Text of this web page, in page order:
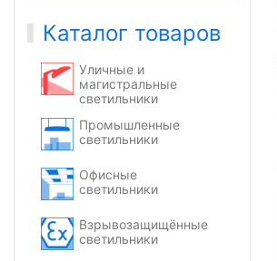
Каталог товаров
Уличные и
магистральные
светильники
Промышленные
светильники
Офисные
светильники
Взрывозащищённые
светильники